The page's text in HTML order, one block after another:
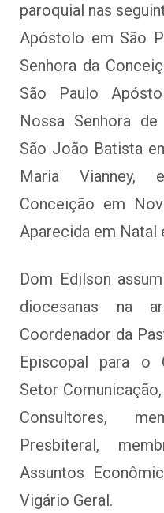
paroquial nas
Apóstolo em São
Senhora da
São Paulo
Nossa Senhora
São João Batista
Maria Vianney,
Conceição em
Aparecida em Natal
Dom Edilson
diocesanas na
Coordenador da
Episcopal para o
Setor
Consultores,
Presbiteral,
Assuntos
Vigário Geral.